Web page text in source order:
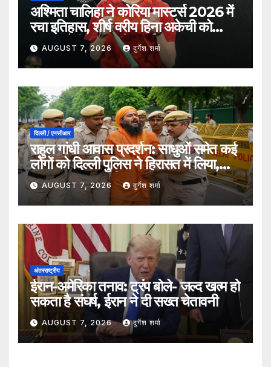
अश्मिता चालिहा ने कोरिया मास्टर्स 2026 में
रचा इतिहास, शीर्ष वरीय हिना अकेची को
हराकर सेमीफाइनल में बनाई जगह
AUGUST 7, 2026 दुर्गेश शर्मा
दिल्ली / एनसीआर
राहुल गांधी आवास प्रदर्शन: साधुओं समेत कई
लोगों को दिल्ली पुलिस ने हिरासत में लिया,
सुरक्षा व्यवस्था कड़ी
AUGUST 7, 2026 दुर्गेश शर्मा
अंतरराष्ट्रीय
ईरान-अमेरिका तनाव: ट्रंप बोले- जल्द खत्म हो
सकता है संघर्ष, ईरान ने दी सख्त चेतावनी
AUGUST 7, 2026 दुर्गेश शर्मा